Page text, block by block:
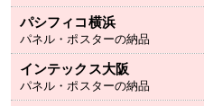
パシフィコ横浜
パネル・ポスターの納品
インテックス大阪
パネル・ポスターの納品